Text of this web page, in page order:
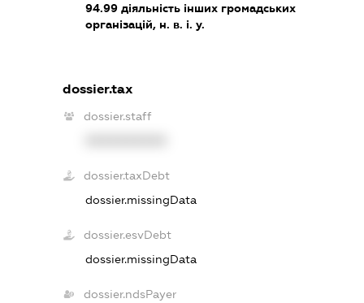
94.99 діяльність інших громадських
організацій, н. в. і. у.
dossier.tax
dossier.staff
dossier.taxDebt
dossier.missingData
dossier.esvDebt
dossier.missingData
dossier.ndsPayer